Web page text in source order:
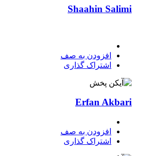
Shaahin Salimi
افزودن به صف
اشتراک گذاری
Erfan Akbari
افزودن به صف
اشتراک گذاری